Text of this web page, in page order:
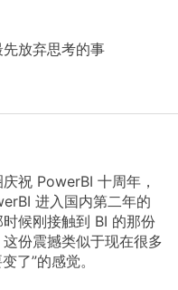
放弃思考的事
庆祝 PowerBI 十周年，
进入国内第二年的
候刚接触到 BI 的那份
份震撼类似于现在很多
了”的感觉。